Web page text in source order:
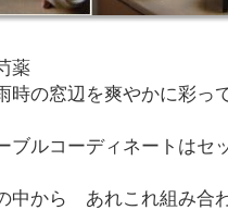
薬
時の窓辺を爽やかに彩っ
ブルコーディネートはセ
中から あれこれ組み合